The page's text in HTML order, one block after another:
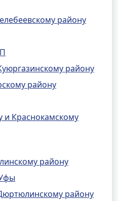
району
району
району
и Краснокамскому
району
району